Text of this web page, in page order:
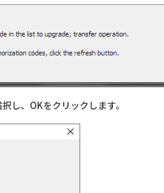
、OKをクリックします。